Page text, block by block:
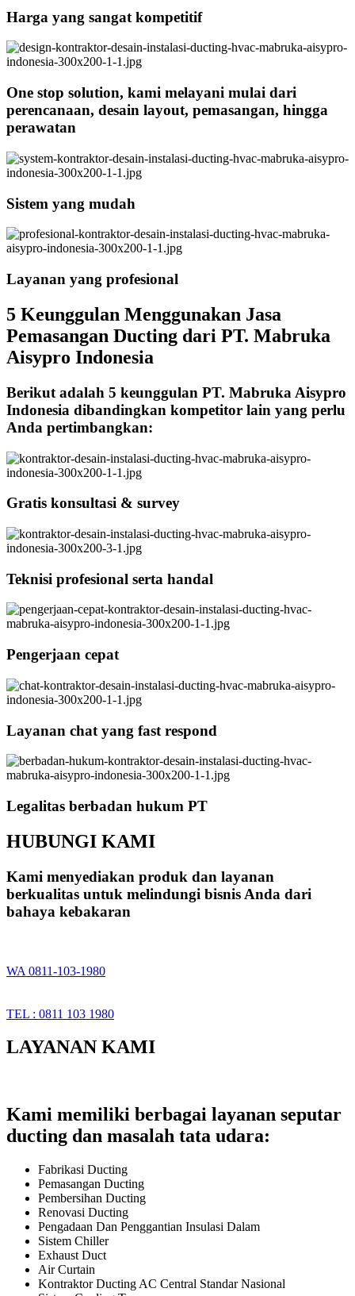
Harga yang sangat kompetitif
One stop solution, kami melayani mulai dari
perencanaan, desain layout, pemasangan, hingga
perawatan
Sistem yang mudah
Layanan yang profesional
5 Keunggulan Menggunakan Jasa
Pemasangan Ducting dari PT. Mabruka
Aisypro Indonesia
Berikut adalah 5 keunggulan PT. Mabruka Aisypro
Indonesia dibandingkan kompetitor lain yang perlu
Anda pertimbangkan:
Gratis konsultasi & survey
Teknisi profesional serta handal
Pengerjaan cepat
Layanan chat yang fast respond
Legalitas berbadan hukum PT
HUBUNGI KAMI
Kami menyediakan produk dan layanan
berkualitas untuk melindungi bisnis Anda dari
bahaya kebakaran
WA 0811-103-1980
TEL : 0811 103 1980
LAYANAN KAMI
Kami memiliki berbagai layanan seputar
ducting dan masalah tata udara:
Fabrikasi Ducting
Pemasangan Ducting
Pembersihan Ducting
Renovasi Ducting
Pengadaan Dan Penggantian Insulasi Dalam
Sistem Chiller
Exhaust Duct
Air Curtain
Kontraktor Ducting AC Central Standar Nasional